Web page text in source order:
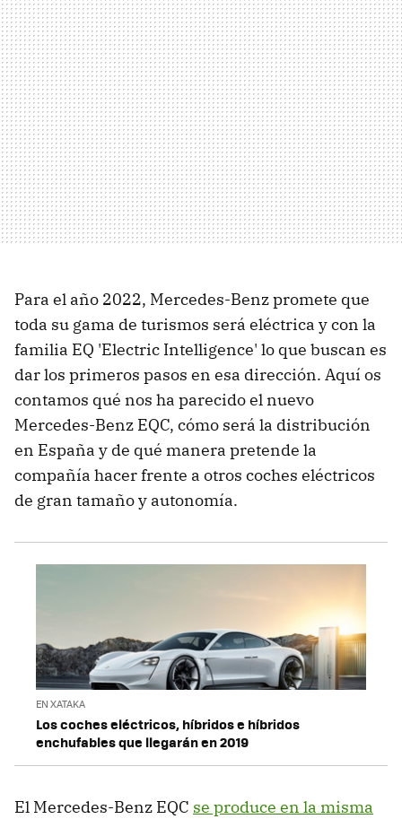
Para el año 2022, Mercedes-Benz promete que
toda su gama de turismos será eléctrica y con la
familia EQ 'Electric Intelligence' lo que buscan es
dar los primeros pasos en esa dirección. Aquí os
contamos qué nos ha parecido el nuevo
Mercedes-Benz EQC, cómo será la distribución
en España y de qué manera pretende la
compañía hacer frente a otros coches eléctricos
de gran tamaño y autonomía.
EN XATAKA
Los coches eléctricos, híbridos e híbridos
enchufables que llegarán en 2019
El Mercedes-Benz EQC se produce en la misma